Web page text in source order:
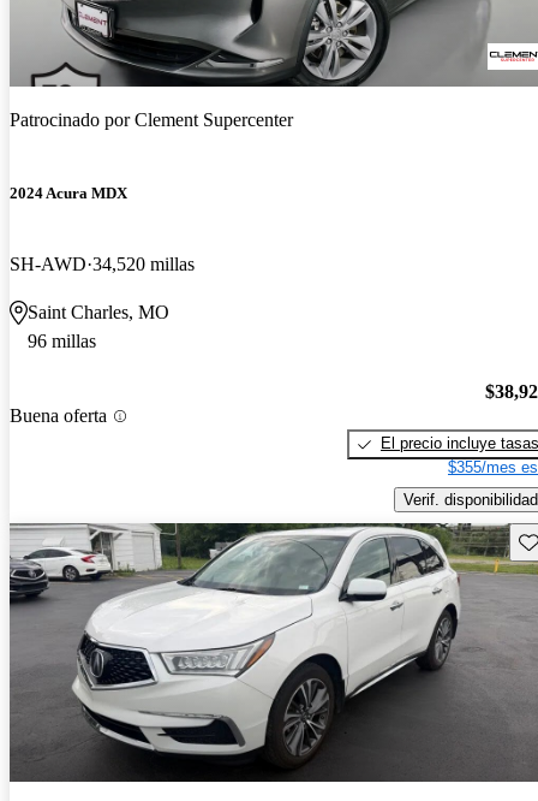
Patrocinado porClement Supercenter
2024 Acura MDX
SH-AWD 34,520 millas
Saint Charles, MO
96 millas
Buena oferta
El precio incluye tasas
$355/mes
Verif. disponibilidad